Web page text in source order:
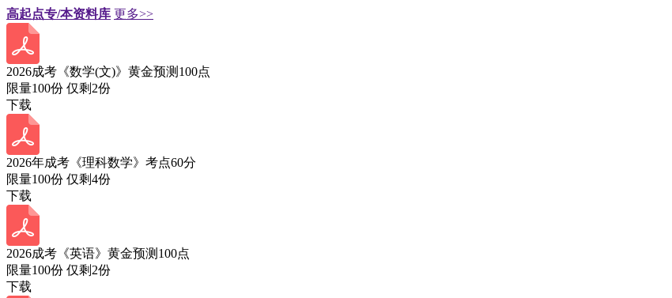
高起点专/本资料库 更多>>
2026成考《数学(文)》黄金预测100点
限量100份 仅剩 2份
下载
2026年成考《理科数学》考点60分
限量100份 仅剩4份
下载
2026成考《英语》黄金预测100点
限量100份 仅剩 2份
下载